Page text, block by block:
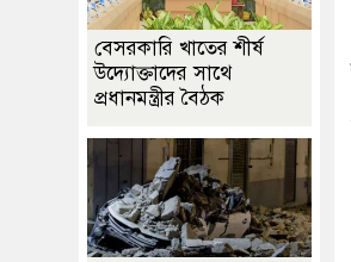
বেসরকারি খাতের শীর্ষ
উদ্যোক্তাদের সাথে
প্রধানমন্ত্রীর বৈঠক